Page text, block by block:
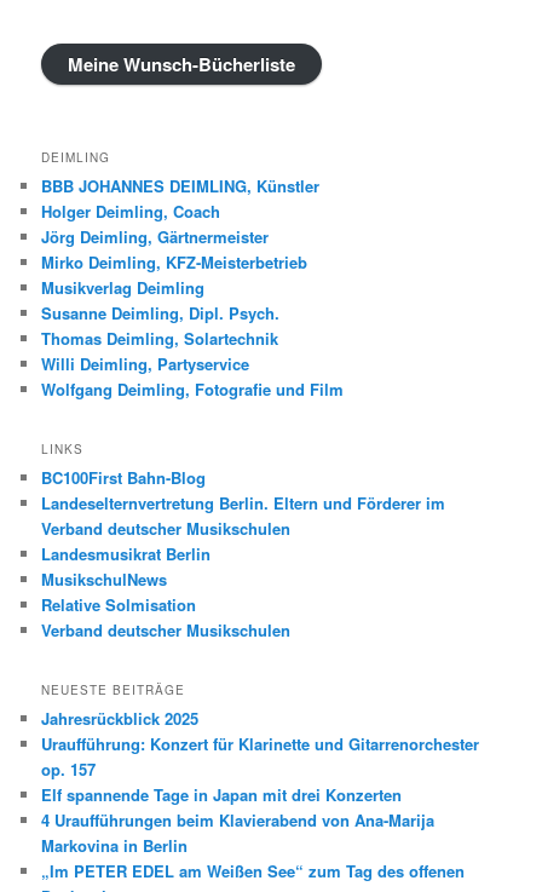
Meine Wunsch-Bücherliste
DEIMLING
BBB JOHANNES DEIMLING, Künstler
Holger Deimling, Coach
Jörg Deimling, Gärtnermeister
Mirko Deimling, KFZ-Meisterbetrieb
Musikverlag Deimling
Susanne Deimling, Dipl. Psych.
Thomas Deimling, Solartechnik
Willi Deimling, Partyservice
Wolfgang Deimling, Fotografie und Film
LINKS
BC100First Bahn-Blog
Landeselternvertretung Berlin. Eltern und Förderer im
Verband deutscher Musikschulen
Landesmusikrat Berlin
MusikschulNews
Relative Solmisation
Verband deutscher Musikschulen
NEUESTE BEITRÄGE
Jahresrückblick 2025
Uraufführung: Konzert für Klarinette und Gitarrenorchester
op. 157
Elf spannende Tage in Japan mit drei Konzerten
4 Uraufführungen beim Klavierabend von Ana-Marija
Markovina in Berlin
„Im PETER EDEL am Weißen See“ zum Tag des offenen